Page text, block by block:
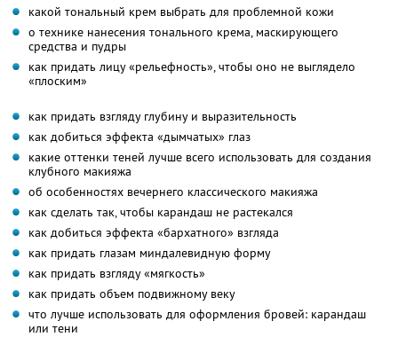
какой тональный крем выбрать для проблемной кожи
о технике нанесения тонального крема, маскирующего
средства и пудры
как придать лицу «рельефность», чтобы оно не выглядело
«плоским»
как придать взгляду глубину и выразительность
как добиться эффекта «дымчатых» глаз
какие оттенки теней лучше всего использовать для создания
клубного макияжа
об особенностях вечернего классического макияжа
как сделать так, чтобы карандаш не растекался
как добиться эффекта «бархатного» взгляда
как придать глазам миндалевидную форму
как придать взгляду «мягкость»
как придать объем подвижному веку
что лучше использовать для оформления бровей: карандаш
или тени